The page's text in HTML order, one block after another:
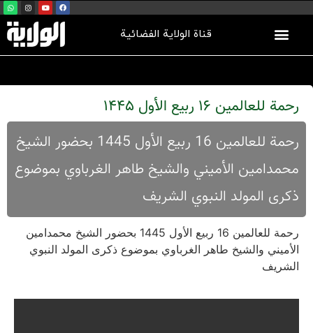
قناة الولاية الفضائية
رحمة للعالمين 16 ربيع الأول 1445
رحمة للعالمين 16 ربيع الأول 1445 بحضور الشيخ
محمدامین الأمیني والشیخ طاهر الغرباوي بموضوع
ذکری المولد النبوي الشریف
رحمة للعالمين 16 ربيع الأول 1445 بحضور الشيخ محمدامین
الأمیني والشیخ طاهر الغرباوي بموضوع ذکری المولد النبوي
الشریف